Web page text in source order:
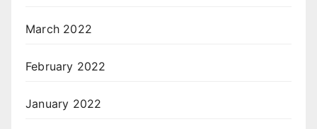
March 2022
February 2022
January 2022